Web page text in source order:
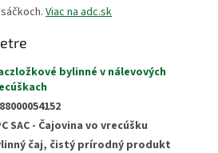
Viac na adc.sk
bylinné v nálevových
SAC - Čajovina vo vrecúšku
čaj, čistý prírodný produkt